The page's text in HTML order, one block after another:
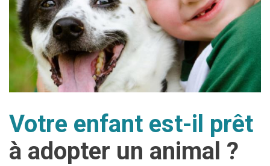
Votre enfant est-il prêt
à adopter un animal ?